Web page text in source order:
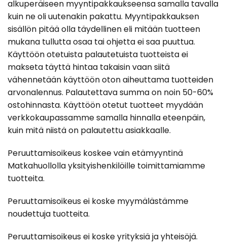
alkuperäiseen myyntipakkaukseensa samalla tavalla
kuin ne oli uutenakin pakattu. Myyntipakkauksen
sisällön pitää olla täydellinen eli mitään tuotteen
mukana tullutta osaa tai ohjetta ei saa puuttua.
Käyttöön otetuista palautetuista tuotteista ei
makseta täyttä hintaa takaisin vaan siitä
vähennetään käyttöön oton aiheuttama tuotteiden
arvonalennus. Palautettava summa on noin 50-60%
ostohinnasta. Käyttöön otetut tuotteet myydään
verkkokaupassamme samalla hinnalla eteenpäin,
kuin mitä niistä on palautettu asiakkaalle.
Peruuttamisoikeus koskee vain etämyyntinä
Matkahuollolla yksityishenkilöille toimittamiamme
tuotteita.
Peruuttamisoikeus ei koske myymälästämme
noudettuja tuotteita.
Peruuttamisoikeus ei koske yrityksiä ja yhteisöjä.